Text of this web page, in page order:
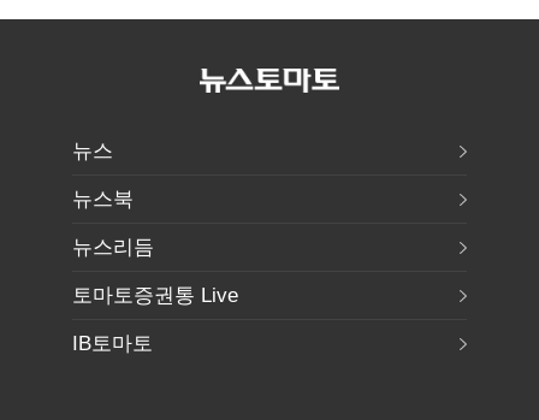
"즉각 중단 촉구"
건드렸다
뒤집힐 땐
뉴스
뉴스북
뉴스리듬
토마토증권통 Live
IB토마토